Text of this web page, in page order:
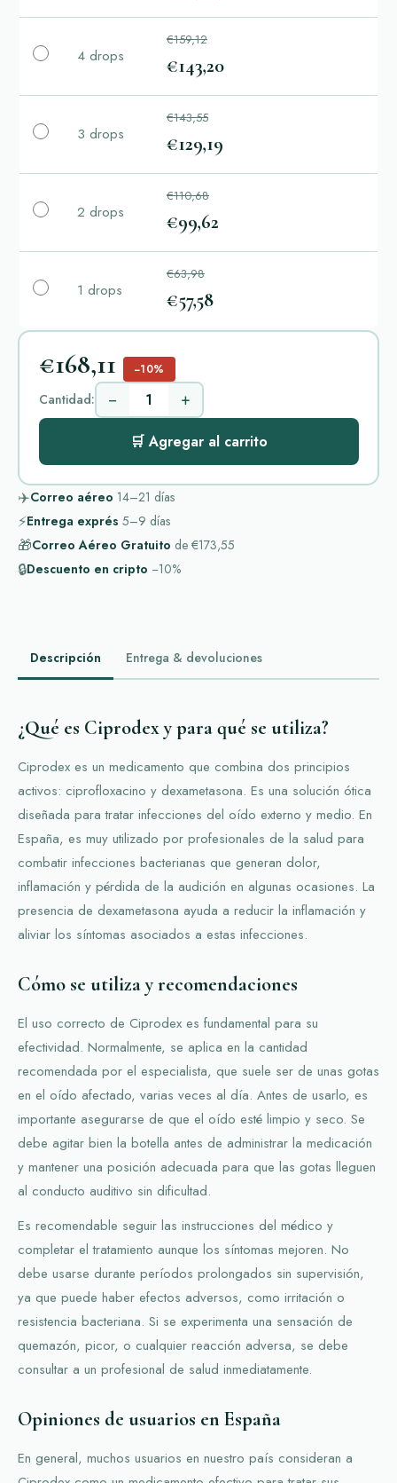
4 drops
€159,12
€143,20
3 drops
€143,55
€129,19
2 drops
€110,68
€99,62
1 drops
€63,98
€57,58
€168,11 −10%
Cantidad: − +
🛒 Agregar al carrito
✈️Correo aéreo 14–21 días
⚡Entrega exprés 5–9 días
🎁Correo Aéreo Gratuito de €173,55
🔒Descuento en cripto −10%
Descripción Entrega & devoluciones
¿Qué es Ciprodex y para qué se utiliza?
Ciprodex es un medicamento que combina dos principios
activos: ciprofloxacino y dexametasona. Es una solución ótica
diseñada para tratar infecciones del oído externo y medio. En
España, es muy utilizado por profesionales de la salud para
combatir infecciones bacterianas que generan dolor,
inflamación y pérdida de la audición en algunas ocasiones. La
presencia de dexametasona ayuda a reducir la inflamación y
aliviar los síntomas asociados a estas infecciones.
Cómo se utiliza y recomendaciones
El uso correcto de Ciprodex es fundamental para su
efectividad. Normalmente, se aplica en la cantidad
recomendada por el especialista, que suele ser de unas gotas
en el oído afectado, varias veces al día. Antes de usarlo, es
importante asegurarse de que el oído esté limpio y seco. Se
debe agitar bien la botella antes de administrar la medicación
y mantener una posición adecuada para que las gotas lleguen
al conducto auditivo sin dificultad.
Es recomendable seguir las instrucciones del médico y
completar el tratamiento aunque los síntomas mejoren. No
debe usarse durante períodos prolongados sin supervisión,
ya que puede haber efectos adversos, como irritación o
resistencia bacteriana. Si se experimenta una sensación de
quemazón, picor, o cualquier reacción adversa, se debe
consultar a un profesional de salud inmediatamente.
Opiniones de usuarios en España
En general, muchos usuarios en nuestro país consideran a